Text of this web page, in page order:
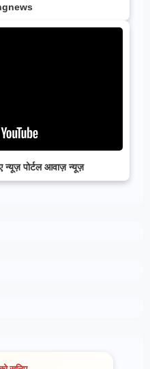
न्यूज़ पोर्टल आवाज़ न्यूज़